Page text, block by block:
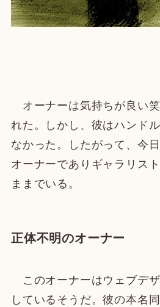
オーナーは気持ちが良い笑
れた。しかし、彼はハンド
なかった。したがって、今
オーナーでありギャラリス
ままでいる。
正体不明のオーナー
このオーナーはウェブデ
しているそうだ。彼の本名